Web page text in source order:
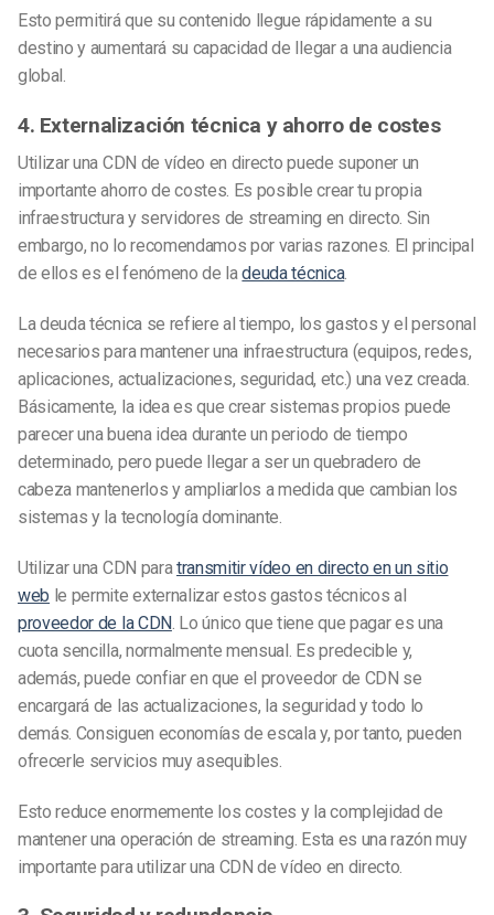
Esto permitirá que su contenido llegue rápidamente a su
destino y aumentará su capacidad de llegar a una audiencia
global.
4. Externalización técnica y ahorro de costes
Utilizar una CDN de vídeo en directo puede suponer un
importante ahorro de costes. Es posible crear tu propia
infraestructura y servidores de streaming en directo. Sin
embargo, no lo recomendamos por varias razones. El principal
de ellos es el fenómeno de ladeuda técnica.
La deuda técnica se refiere al tiempo, los gastos y el personal
necesarios para mantener una infraestructura (equipos, redes,
aplicaciones, actualizaciones, seguridad, etc.) una vez creada.
Básicamente, la idea es que crear sistemas propios puede
parecer una buena idea durante un periodo de tiempo
determinado, pero puede llegar a ser un quebradero de
cabeza mantenerlos y ampliarlos a medida que cambian los
sistemas y la tecnología dominante.
Utilizar una CDN paratransmitir vídeo en directo en un sitio
web le permite externalizar estos gastos técnicos al
proveedor de la CDN. Lo único que tiene que pagar es una
cuota sencilla, normalmente mensual. Es predecible y,
además, puede confiar en que el proveedor de CDN se
encargará de las actualizaciones, la seguridad y todo lo
demás. Consiguen economías de escala y, por tanto, pueden
ofrecerle servicios muy asequibles.
Esto reduce enormemente los costes y la complejidad de
mantener una operación de streaming. Esta es una razón muy
importante para utilizar una CDN de vídeo en directo.